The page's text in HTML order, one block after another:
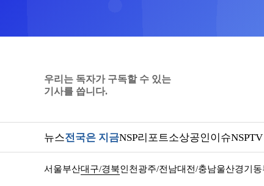
우리는 독자가 구독할 수 있는
기사를 씁니다.
뉴스전국은 지금NSP리포트소상공인이슈NSPTV
서울부산대구/경북인천 광주/전남대전/충남울산경기동